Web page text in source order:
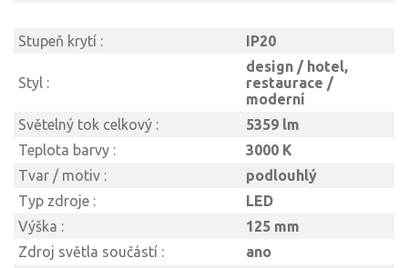
Stupeň krytí : IP20
Styl :
design / hotel,
restaurace /
moderní
Světelný tok celkový :
5359 lm
Teplota barvy :
3000 K
Tvar / motiv :
podlouhlý
Typ zdroje :
LED
Výška :
125 mm
Zdroj světla součástí :
ano